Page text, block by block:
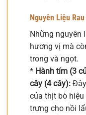
Nguyên Liệu
Những nguyên
hương vị mà
trong và ngọt.
* Hành tím (3
cây (4 cây):
của thịt bò
trưng cho nồi